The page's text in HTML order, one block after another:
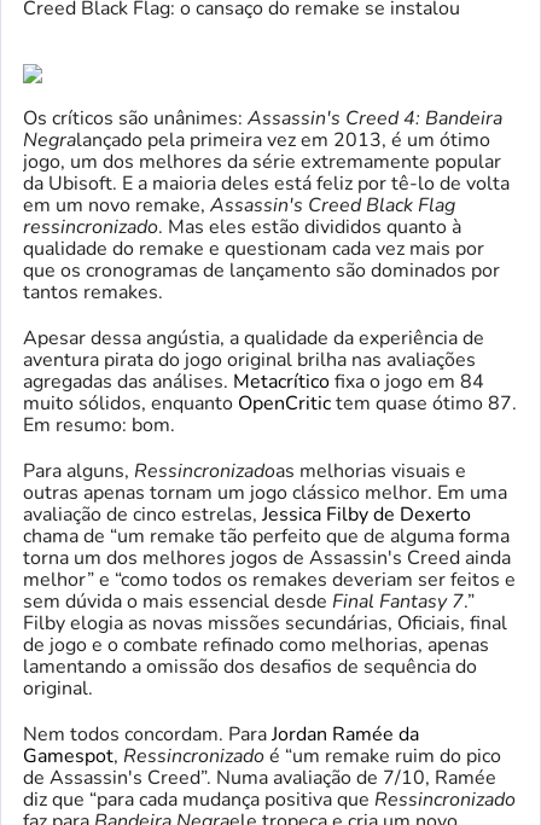
Os críticos são unânimes: Assassin's Creed 4: Bandeira
Negralançado pela primeira vez em 2013, é um ótimo
jogo, um dos melhores da série extremamente popular
da Ubisoft. E a maioria deles está feliz por tê-lo de volta
em um novo remake, Assassin's Creed Black Flag
ressincronizado. Mas eles estão divididos quanto à
qualidade do remake e questionam cada vez mais por
que os cronogramas de lançamento são dominados por
tantos remakes.
Apesar dessa angústia, a qualidade da experiência de
aventura pirata do jogo original brilha nas avaliações
agregadas das análises. Metacríticofixa o jogo em 84
muito sólidos, enquanto OpenCritictem quase ótimo 87.
Em resumo: bom.
Para alguns, Ressincronizadoas melhorias visuais e
outras apenas tornam um jogo clássico melhor. Em uma
avaliação de cinco estrelas,Jessica Filby de Dexerto
chama de “um remake tão perfeito que de alguma forma
torna um dos melhores jogos de Assassin's Creed ainda
melhor” e “como todos os remakes deveriam ser feitos e
sem dúvida o mais essencial desde Final Fantasy 7.”
Filby elogia as novas missões secundárias, Oficiais, final
de jogo e o combate refinado como melhorias, apenas
lamentando a omissão dos desafios de sequência do
original.
Nem todos concordam. ParaJordan Ramée da
Gamespot, Ressincronizadoé “um remake ruim do pico
de Assassin's Creed”. Numa avaliação de 7/10, Ramée
diz que “para cada mudança positiva que Ressincronizado